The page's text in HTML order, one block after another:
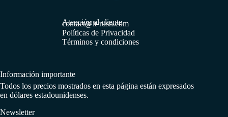
Atención al cliente
contact@it-rush.com
Políticas de Privacidad
Términos y condiciones
Información importante
Todos los precios mostrados en esta página están expresados
en dólares estadounidenses.
Newsletter